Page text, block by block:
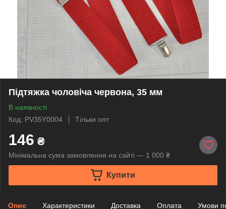
Підтяжка чоловіча червона, 35 мм
В наявності
Код: PV35Y0004
Тільки опт
146 ₴
Мінімальна сума замовлення на сайті — 1 000 ₴
Купити
Опис Характеристики Доставка Оплата Умови